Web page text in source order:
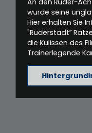
wurde seine
Hier erhalten Sie
"Ruderstadt”
die Kulissen des
Trainerlegende